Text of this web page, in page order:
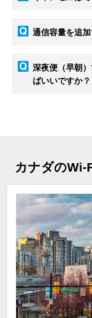
通信容量を追
深夜便（早朝
ばいいですか？
カナダのWi-